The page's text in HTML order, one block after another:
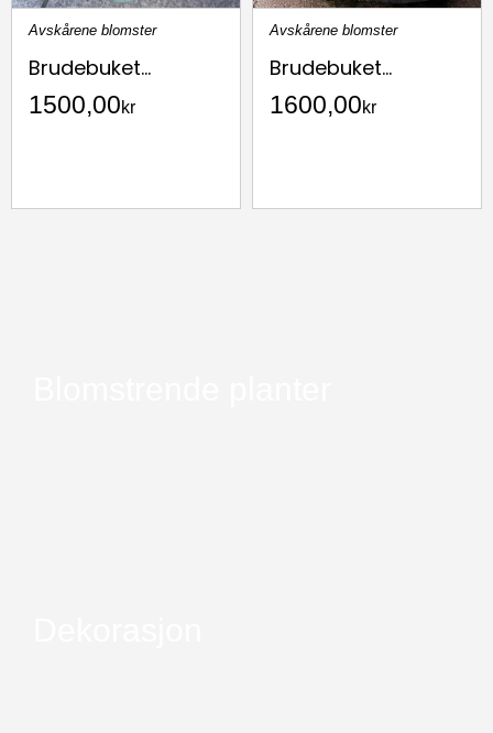
Avskårene blomster
Brudebuket...
1500,00kr
Avskårene blomster
Brudebuket...
1600,00kr